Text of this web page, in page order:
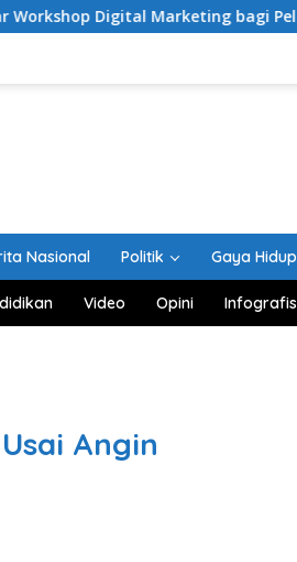
Marketing bagi Pelaku Usaha
Nasional Politik Gaya Hidup
Video Opini Infografis
Angin